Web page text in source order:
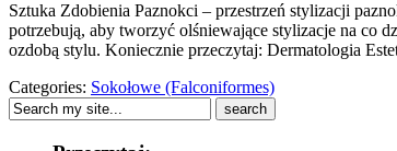
Sztuka Zdobienia Paznokci – przestrzeń stylizacji
potrzebują, aby tworzyć olśniewające stylizacje na co
ozdobą stylu. Koniecznie przeczytaj: Dermatologia
Categories: Sokołowe (Falconiformes)